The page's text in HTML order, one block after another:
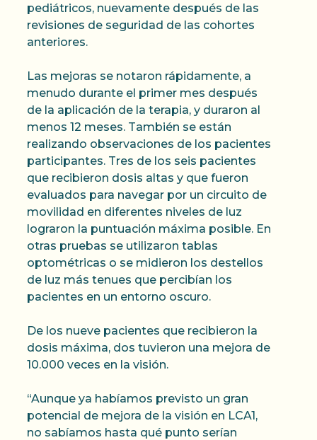
pediátricos, nuevamente después de las
revisiones de seguridad de las cohortes
anteriores.
Las mejoras se notaron rápidamente, a
menudo durante el primer mes después
de la aplicación de la terapia, y duraron al
menos 12 meses. También se están
realizando observaciones de los pacientes
participantes. Tres de los seis pacientes
que recibieron dosis altas y que fueron
evaluados para navegar por un circuito de
movilidad en diferentes niveles de luz
lograron la puntuación máxima posible. En
otras pruebas se utilizaron tablas
optométricas o se midieron los destellos
de luz más tenues que percibían los
pacientes en un entorno oscuro.
De los nueve pacientes que recibieron la
dosis máxima, dos tuvieron una mejora de
10.000 veces en la visión.
“Aunque ya habíamos previsto un gran
potencial de mejora de la visión en LCA1,
no sabíamos hasta qué punto serían